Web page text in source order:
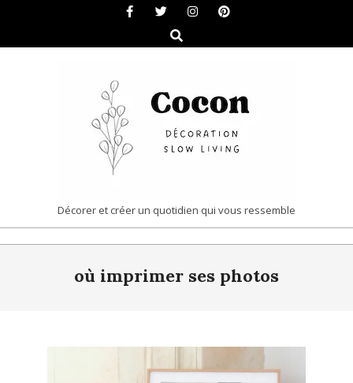
content
Search
COCON
|
DÉCORATION
LIVING
Décorer et créer un quotidien qui vous ressemble
où imprimer ses photos